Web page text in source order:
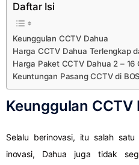
Daftar Isi
Keunggulan CCTV Dahua
Harga CCTV Dahua Terlengkap
Harga Paket CCTV Dahua 2 – 16
Keuntungan Pasang CCTV di
Keunggulan CCTV
Selalu berinovasi, itu salah
inovasi, Dahua juga tidak